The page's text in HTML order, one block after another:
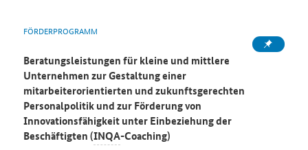
FÖRDERPROGRAMM
Beratungsleistungen für kleine und mittlere
Unternehmen zur Gestaltung einer
mitarbeiterorientierten und zukunftsgerechten
Personalpolitik und zur Förderung von
Innovationsfähigkeit unter Einbeziehung der
Beschäftigten (INQA-Coaching)